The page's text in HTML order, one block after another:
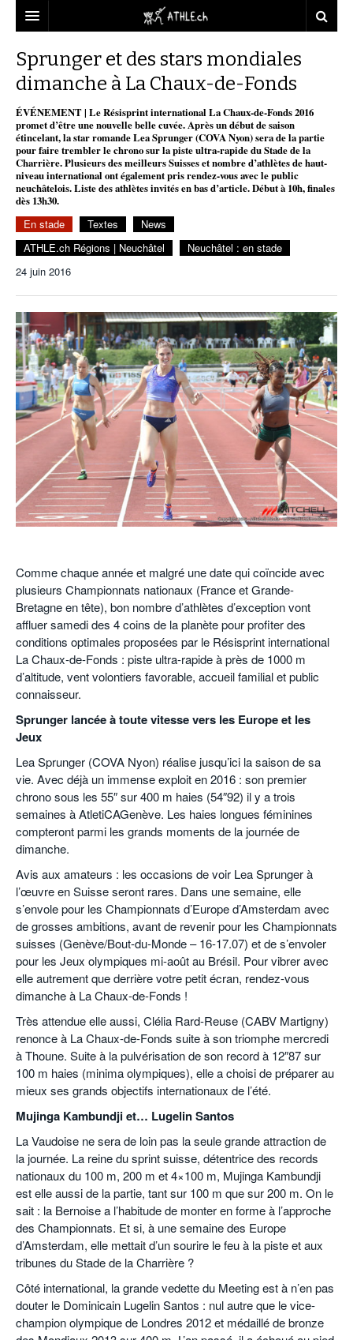
DOSSIERS
CHRONIQUES
TOUT
MICHEL HERREN
REPORTAGES
DOPAGE
STATISTIQUES
STATISTIQUES
MINIMA
PARTENAIRES
CNP
CLUBS PARTENAIRES
FÉDÉRATION
PUBLICITÉ
VIDEOS
CLUB D’ATHLÉTISME
TOUS SUPPORTERS D’ATHLE.CH !
NOUS CONTACTER
POURQUOI ATHLE.CH ?
ATHLE.CH RÉGIONS
CNP LAUSANNE/AIGLE
ATHLE.CH RÉGIONS | JURA
ATHLE.CH RÉGIONS | VAUD
ATHLE.CH VINTAGE
BIOGRAPHIES
HIGHLIGHTS
LIVRES
Sprunger et des stars mondiales
dimanche à La Chaux-de-Fonds
ÉVÉNEMENT | Le Résisprint international La Chaux-de-Fonds 2016
promet d’être une nouvelle belle cuvée. Après un début de saison
étincelant, la star romande Lea Sprunger (COVA Nyon) sera de la partie
pour faire trembler le chrono sur la piste ultra-rapide du Stade de la
Charrière. Plusieurs des meilleurs Suisses et nombre d’athlètes de haut-
niveau international ont également pris rendez-vous avec le public
neuchâtelois. Liste des athlètes invités en bas d’article. Début à 10h, finales
dès 13h30.
En stade Textes
News
ATHLE.ch Régions | Neuchâtel
Neuchâtel : en stade
24 juin 2016
Comme chaque année et malgré une date qui coïncide avec
plusieurs Championnats nationaux (France et Grande-
Bretagne en tête), bon nombre d’athlètes d’exception vont
affluer samedi des 4 coins de la planète pour profiter des
conditions optimales proposées par le Résisprint international
La Chaux-de-Fonds : piste ultra-rapide à près de 1000 m
d’altitude, vent volontiers favorable, accueil familial et public
connaisseur.
Sprunger lancée à toute vitesse vers les Europe et les
Jeux
Lea Sprunger (COVA Nyon) réalise jusqu’ici la saison de sa
vie. Avec déjà un immense exploit en 2016 : son premier
chrono sous les 55″ sur 400 m haies (54″92) il y a trois
semaines à AtletiCAGenève. Les haies longues féminines
compteront parmi les grands moments de la journée de
dimanche.
Avis aux amateurs : les occasions de voir Lea Sprunger à
l’œuvre en Suisse seront rares. Dans une semaine, elle
s’envole pour les Championnats d’Europe d’Amsterdam avec
de grosses ambitions, avant de revenir pour les Championnats
suisses (Genève/Bout-du-Monde – 16-17.07) et de s’envoler
pour les Jeux olympiques mi-août au Brésil. Pour vibrer avec
elle autrement que derrière votre petit écran, rendez-vous
dimanche à La Chaux-de-Fonds !
Très attendue elle aussi, Clélia Rard-Reuse (CABV Martigny)
renonce à La Chaux-de-Fonds suite à son triomphe mercredi
à Thoune. Suite à la pulvérisation de son record à 12″87 sur
100 m haies (minima olympiques), elle a choisi de préparer au
mieux ses grands objectifs internationaux de l’été.
Mujinga Kambundji et… Lugelin Santos
La Vaudoise ne sera de loin pas la seule grande attraction de
la journée. La reine du sprint suisse, détentrice des records
nationaux du 100 m, 200 m et 4×100 m, Mujinga Kambundji
est elle aussi de la partie, tant sur 100 m que sur 200 m. On le
sait : la Bernoise a l’habitude de monter en forme à l’approche
des Championnats. Et si, à une semaine des Europe
d’Amsterdam, elle mettait d’un sourire le feu à la piste et aux
tribunes du Stade de la Charrière ?
Côté international, la grande vedette du Meeting est à n’en pas
douter le Dominicain Lugelin Santos : nul autre que le vice-
champion olympique de Londres 2012 et médaillé de bronze